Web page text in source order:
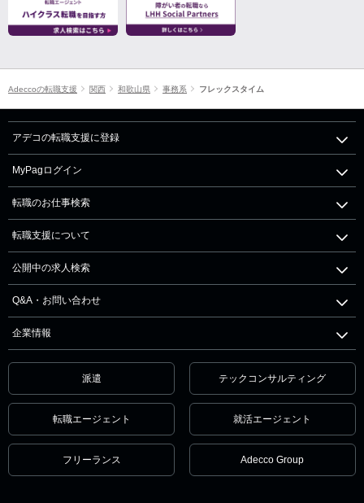
Adeccoの転職支援 関西 和歌山県 事務系 フレックスタイム
アデコの転職支援に登録
MyPagログイン
転職のお仕事検索
転職支援について
公開中の求人検索
Q&A・お問い合わせ
企業情報
派遣 テックコンサルティング
転職エージェント 就活エージェント
フリーランス Adecco Group